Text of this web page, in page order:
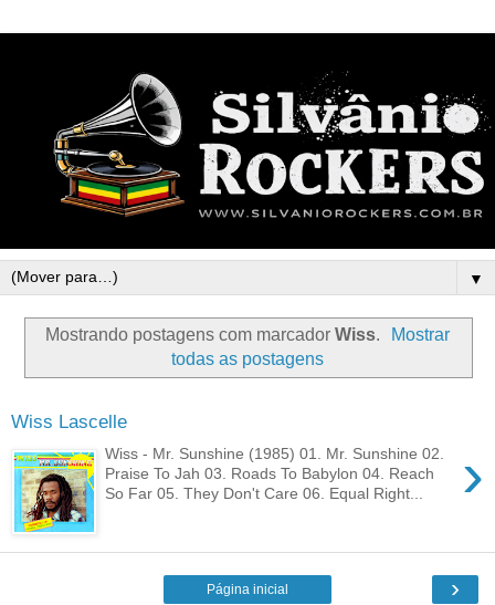
▼
Mostrando postagens com marcador Wiss.
Mostrar
todas as postagens
Wiss Lascelle
›
Wiss - Mr. Sunshine (1985) 01. Mr. Sunshine 02.
Praise To Jah 03. Roads To Babylon 04. Reach
So Far 05. They Don't Care 06. Equal Right...
›
Página inicial